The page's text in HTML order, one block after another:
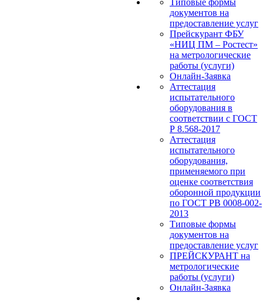
Типовые формы
документов на
предоставление услуг
Прейскурант ФБУ
«НИЦ ПМ – Ростест»
на метрологические
работы (услуги)
Онлайн-Заявка
Аттестация
испытательного
оборудования в
соответствии с ГОСТ
Р 8.568-2017
Аттестация
испытательного
оборудования,
применяемого при
оценке соответствия
оборонной продукции
по ГОСТ РВ 0008-002-
2013
Типовые формы
документов на
предоставление услуг
ПРЕЙСКУРАНТ на
метрологические
работы (услуги)
Онлайн-Заявка